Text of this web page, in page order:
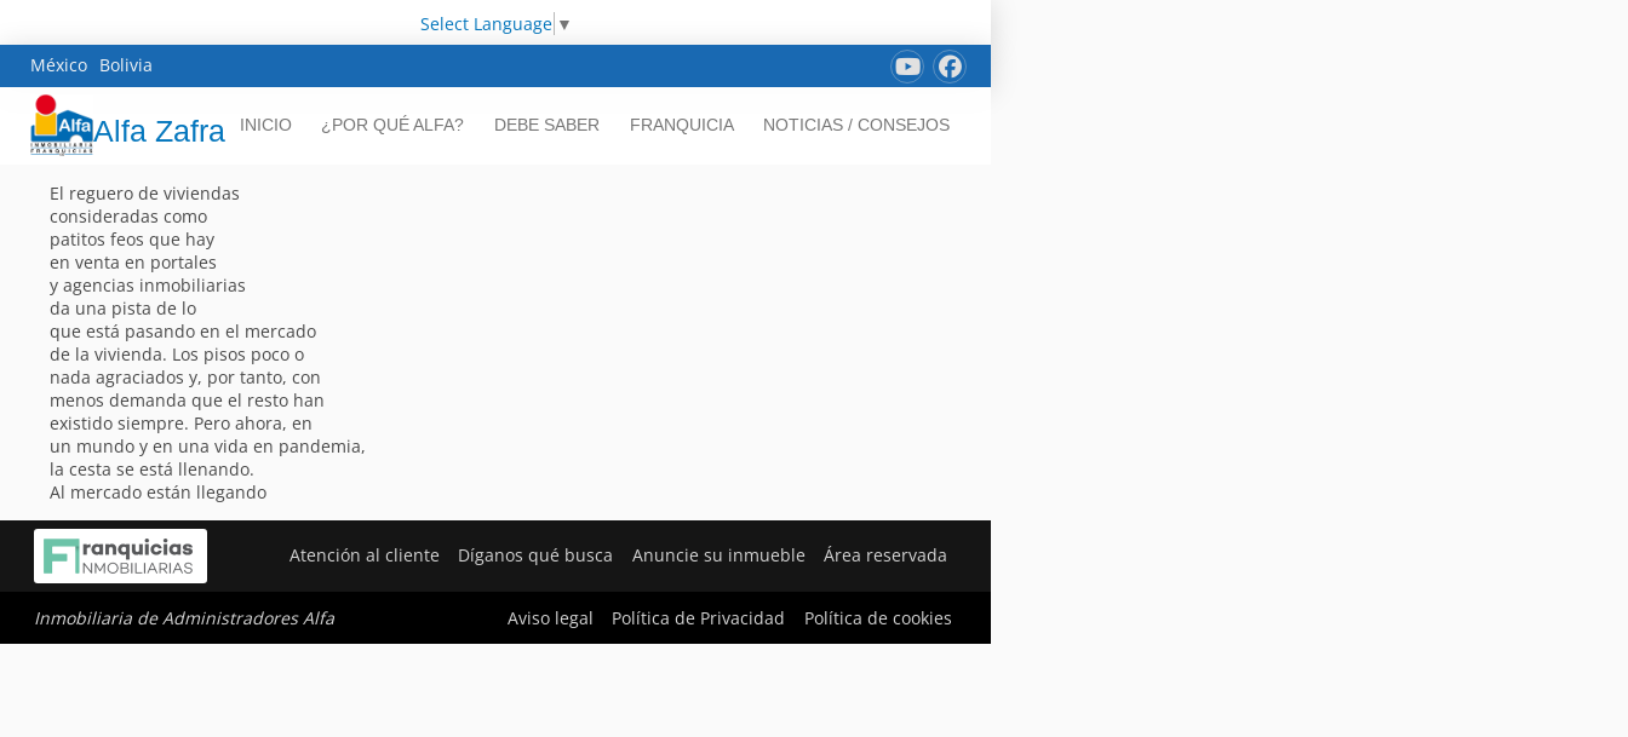
Select Language ▼
México Bolivia
Alfa Zafra INICIO ¿POR QUÉ ALFA? DEBE SABER FRANQUICIA NOTICIAS / CONSEJOS
El reguero de viviendas
consideradas como
patitos feos que hay
en venta en portales
y agencias inmobiliarias
da una pista de lo
que está pasando en el mercado
de la vivienda. Los pisos poco o
nada agraciados y, por tanto, con
menos demanda que el resto han
existido siempre. Pero ahora, en
un mundo y en una vida en pandemia,
la cesta se está llenando.
Al mercado están llegando
Atención al cliente Díganos qué busca Anuncie su inmueble Área reservada
Inmobiliaria de Administradores Alfa Aviso legal Política de Privacidad Política de cookies